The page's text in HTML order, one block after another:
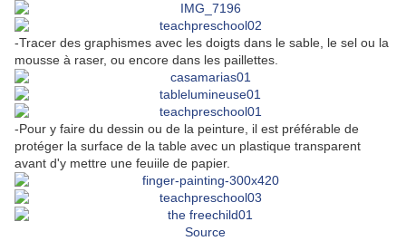
-Tracer des graphismes avec les doigts dans le sable, le sel ou la
mousse à raser, ou encore dans les paillettes.
-Pour y faire du dessin ou de la peinture, il est préférable de
protéger la surface de la table avec un plastique transparent
avant d'y mettre une feuiile de papier.
Source